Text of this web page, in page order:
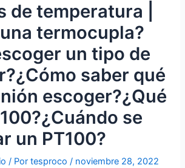
de temperatura |
termocupla?
un tipo de
saber qué
escoger?¿Qué
se
un PT100?
/ Portesproco/ noviembre 28, 2022